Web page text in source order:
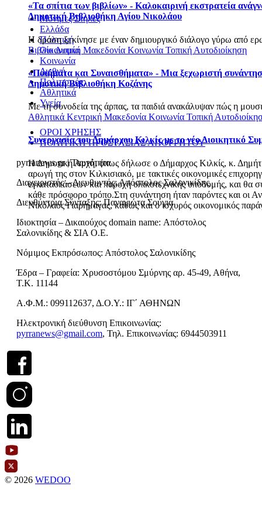
«Τα σπίτια των βιβλίων» - Καλοκαιρινή εκστρατεία
Δημοτική Βιβλιοθήκη Αγίου Νικολάου
Η δράση ξεκίνησε με έναν δημιουργικό διάλογο γύρω από
ΒιβλίοΔυτική Μακεδονία Κοινωνία Τοπική Αυτοδιοίκηση
«Ποιήματα και Συναισθήματα» - Μια ξεχωριστή
Δημοτική Βιβλιοθήκη Κοζάνης
Με τη συνοδεία της άρπας, τα παιδιά ανακάλυψαν πώς η
Αθλητικά Κεντρική Μακεδονία Κοινωνία Τοπική
Συνεργασία του Δημάρχου Κιλκίς με το νέο Διοικητικό
Η Δημοτική Αρχή, όπως δήλωσε ο Δήμαρχος Κιλκίς, κ.
αρωγή της στον Κιλκισιακό, με τακτικές οικονομικές
εγκαταστάσεων και παροχή υλικοτεχνικής υποδομής, και θα
κάθε πρόσφορο τρόπο.Στη συνάντηση ήταν παρόντες και οι
Νικόλαος Γιαρήμαγας, καθώς και ο ισχυρός οικονομικός
Μόνιμες Στήλες
Ελλάδα
Πολιτική
Οικονομία
Κοινωνία
Διεθνή
Πολιτισμός
Αθλητικά
Υγεία
ΟΡΟΙ ΧΡΗΣΗΣ
ΠΟΛΙΤΙΚΗ ΠΡΟΣΤΑΣΙΑΣ ΑΠΟΡΡΗΤΟΥ
pyrranews.gr | Ταυτότητα
Διαχειριστής – Διευθυντής: Απόστολος Σαλονικίδης
Διευθύντρια Σύνταξης: Παναγιώτα Σούγια
Ιδιοκτησία – Δικαιούχος domain name: Απόστολος
Σαλονικίδης & ΣΙΑ Ο.Ε.
Νόμιμος Εκπρόσωπος: Απόστολος Σαλονικίδης
Έδρα – Γραφεία: Χρυσοστόμου Σμύρνης αρ. 45-49, Αθήνα,
Τ.Κ. 11144
Α.Φ.Μ.: 099112637, Δ.Ο.Υ.: ΙΓ΄ ΑΘΗΝΩΝ
Ηλεκτρονική διεύθυνση Επικοινωνίας:
pyrranews@gmail.com, Τηλ. Επικοινωνίας: 6944503911
© 2026 WEDOO